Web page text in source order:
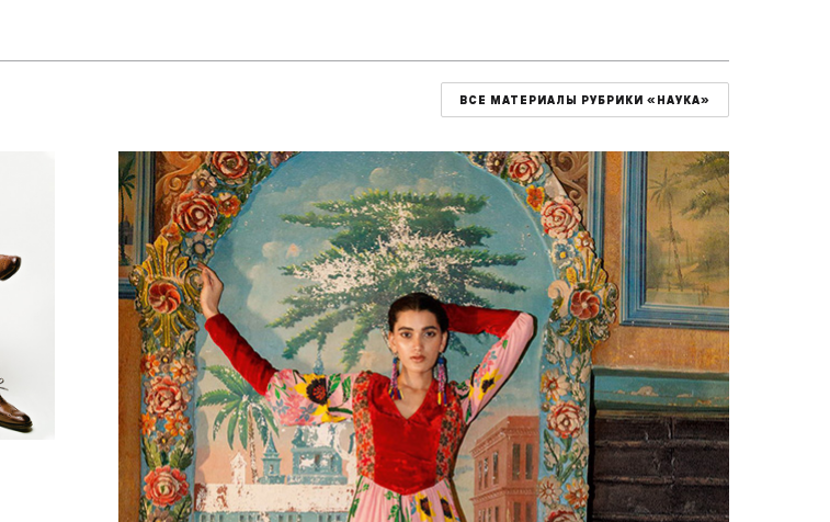
ВСЕ МАТЕРИАЛЫ РУБРИКИ «НАУКА»